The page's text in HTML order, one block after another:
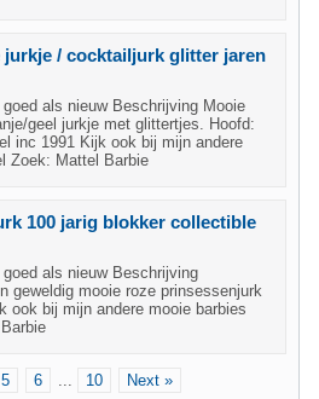
jurkje / cocktailjurk glitter jaren
als nieuw Beschrijving Mooie
geel jurkje met glittertjes. Hoofd:
inc 1991 Kijk ook bij mijn andere
Zoek: Mattel Barbie
100 jarig blokker collectible
als nieuw Beschrijving
geweldig mooie roze prinsessenjurk
ook bij mijn andere mooie barbies
5 6 ... 10 Next »